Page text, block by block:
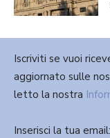
Iscriviti se vuoi
aggiornato sulle
letto la nostra
Inserisci la tua email: